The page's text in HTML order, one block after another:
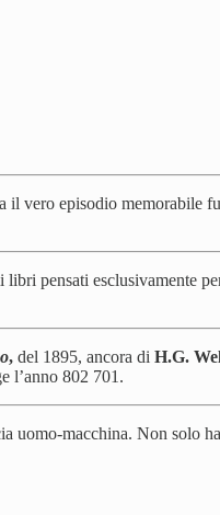
il vero episodio memorabile
pensati esclusivamente
, del 1895, ancora di H.G.
l’anno 802 701.
uomo-macchina. Non solo